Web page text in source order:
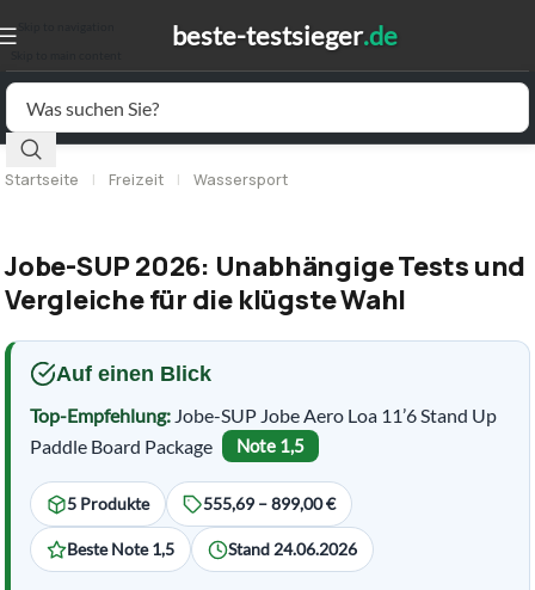
Startseite | Freizeit | Wassersport
Jobe-SUP 2026: Unabhängige Tests und
Vergleiche für die klügste Wahl
Auf einen Blick
Top-Empfehlung: Jobe-SUP Jobe Aero Loa 11’6 Stand Up
Paddle Board Package
Note 1,5
5 Produkte 555,69 – 899,00 €
Beste Note 1,5 Stand 24.06.2026